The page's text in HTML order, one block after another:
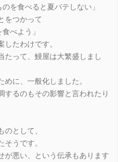
のを食べると夏バテしない」
をつかって
べよう」
たわけです。
たって、鰻屋は大繁盛しまし
めに、一般化しました。
するのもその影響と言われたり
として、
うです。
が悪い、という伝承もあります